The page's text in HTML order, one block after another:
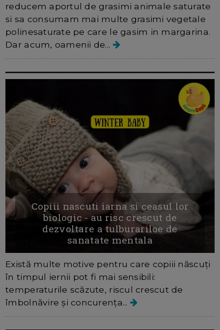
reducem aportul de grasimi animale saturate
si sa consumam mai multe grasimi vegetale
polinesaturate pe care le gasim in margarina.
Dar acum, oamenii de...
Copiii nascuti iarna si ceasul lor
biologic - au risc crescut de
dezvoltare a tulburariloe de
sanatate mentala
Există multe motive pentru care copiii născuți
în timpul iernii pot fi mai sensibili:
temperaturile scăzute, riscul crescut de
îmbolnăvire și concurența...